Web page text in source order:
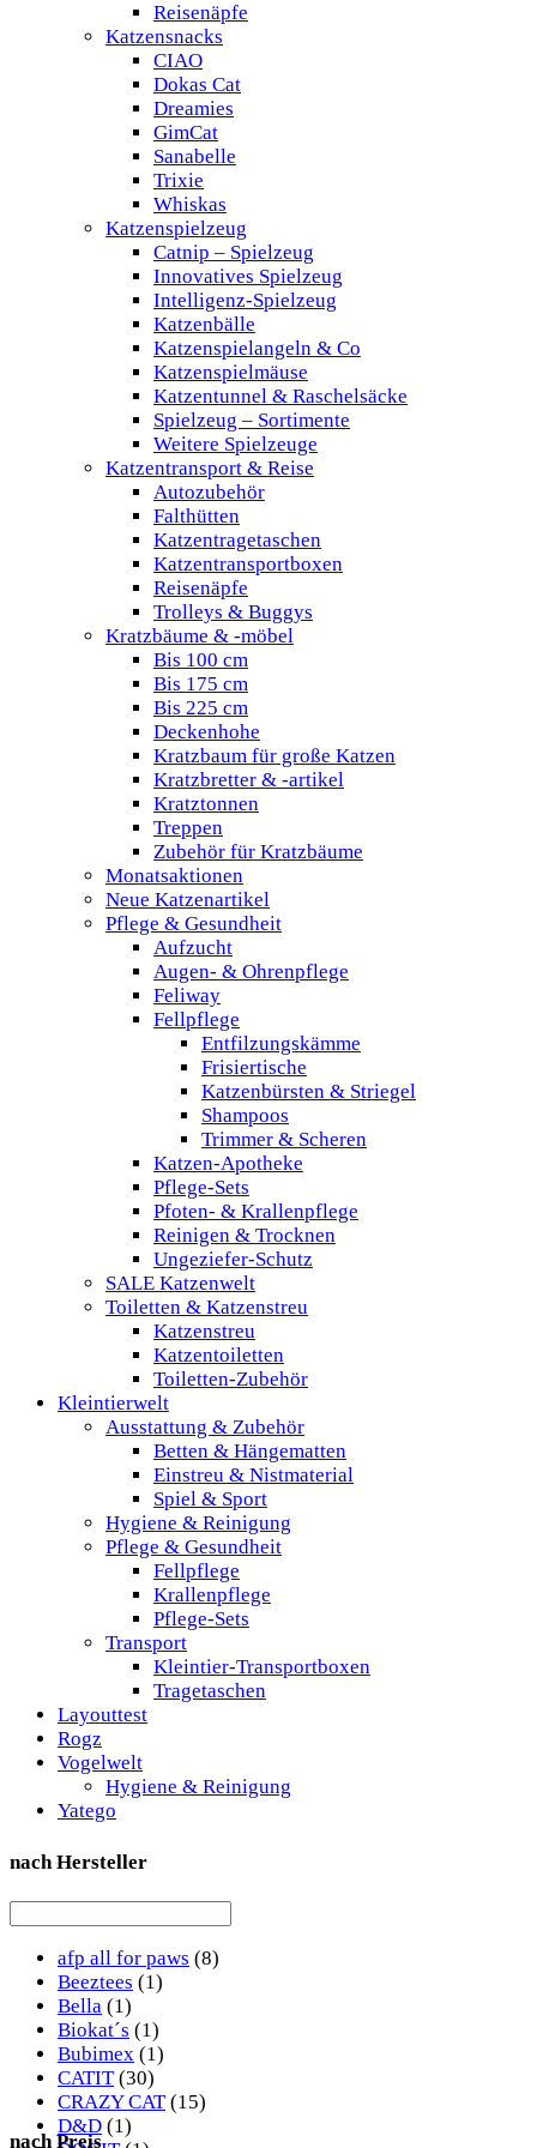
Reisenäpfe
Katzensnacks
CIAO
Dokas Cat
Dreamies
GimCat
Sanabelle
Trixie
Whiskas
Katzenspielzeug
Catnip – Spielzeug
Innovatives Spielzeug
Intelligenz-Spielzeug
Katzenbälle
Katzenspielangeln & Co
Katzenspielmäuse
Katzentunnel & Raschelsäcke
Spielzeug – Sortimente
Weitere Spielzeuge
Katzentransport & Reise
Autozubehör
Falthütten
Katzentragetaschen
Katzentransportboxen
Reisenäpfe
Trolleys & Buggys
Kratzbäume & -möbel
Bis 100 cm
Bis 175 cm
Bis 225 cm
Deckenhohe
Kratzbaum für große Katzen
Kratzbretter & -artikel
Kratztonnen
Treppen
Zubehör für Kratzbäume
Monatsaktionen
Neue Katzenartikel
Pflege & Gesundheit
Aufzucht
Augen- & Ohrenpflege
Feliway
Fellpflege
Entfilzungskämme
Frisiertische
Katzenbürsten & Striegel
Shampoos
Trimmer & Scheren
Katzen-Apotheke
Pflege-Sets
Pfoten- & Krallenpflege
Reinigen & Trocknen
Ungeziefer-Schutz
SALE Katzenwelt
Toiletten & Katzenstreu
Katzenstreu
Katzentoiletten
Toiletten-Zubehör
Kleintierwelt
Ausstattung & Zubehör
Betten & Hängematten
Einstreu & Nistmaterial
Spiel & Sport
Hygiene & Reinigung
Pflege & Gesundheit
Fellpflege
Krallenpflege
Pflege-Sets
Transport
Kleintier-Transportboxen
Tragetaschen
Layouttest
Rogz
Vogelwelt
Hygiene & Reinigung
Yatego
nach Hersteller
afp all for paws (8)
Beeztees (1)
Bella (1)
Biokat´s (1)
Bubimex (1)
CATIT (30)
CRAZY CAT (15)
D&D (1)
nach Preis